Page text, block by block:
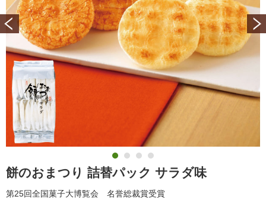
餅のおまつり 詰替パック サラダ味
第25回全国菓子大博覧会 名誉総裁賞受賞